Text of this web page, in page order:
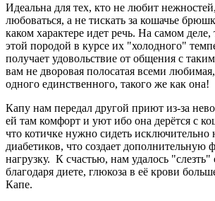
Идеальна для тех, кто не любит
любоваться, а не тискать за кошачье
каком характере идет речь. На самом деле,
этой породой в курсе их "холодного"
получает удовольствие от общения с
вам не дворовая полосатая всеми
одного единственного, такого же как она!
Капу нам передал другой приют из-за
ей там комфорт и уют ибо она дерётся с
что котичке нужно сидеть исключительно
диабетиков, что создает дополнительную
нагрузку. К счастью, нам удалось "слезть"
благодаря диете, глюкоза в её крови
Капе.